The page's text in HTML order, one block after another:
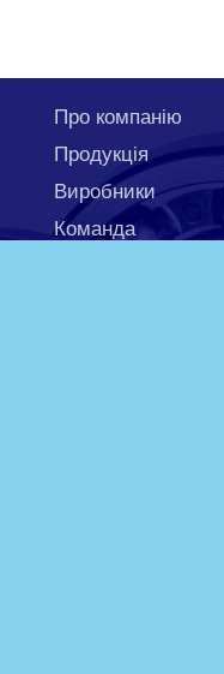
Про компанію
Продукція
Виробники
Команда